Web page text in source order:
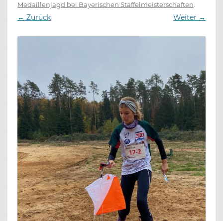
Medaillenjagd bei Bayerischen Staffelmeisterschaften
← Zurück Weiter →